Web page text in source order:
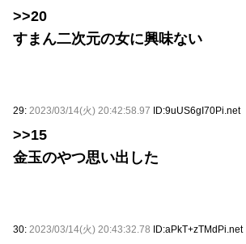
>>20
すまん二次元の女に興味ない
29: 2023/03/14(火) 20:42:58.97 ID:9uUS6gI70Pi.net
>>15
金玉のやつ思い出した
30: 2023/03/14(火) 20:43:32.78 ID:aPkT+zTMdPi.net